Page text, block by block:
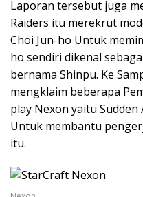
Laporan tersebut juga
Raiders itu merekrut
Choi Jun-ho Untuk
ho sendiri dikenal
bernama Shinpu. Ke
mengklaim beberapa
play Nexon yaitu
Untuk membantu
itu.